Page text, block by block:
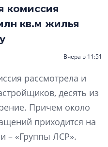
комиссия
кв.м жилья
Вчера в 11:51
рассмотрела и
десять из
Причем около
приходится на
– «Группы ЛСР».